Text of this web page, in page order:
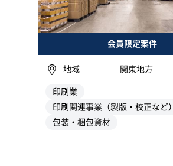
会員限定案件
地域 関東地方
印刷業
印刷関連事業（製版・校正など）
包装・梱包資材